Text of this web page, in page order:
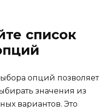
список
опций позволяет
значения из
вариантов. Это